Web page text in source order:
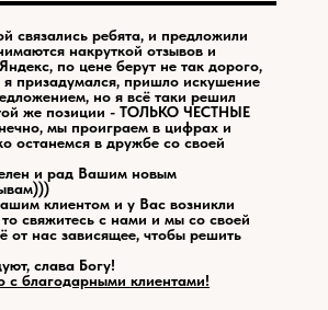
связались ребята, и предложили
накруткой отзывов и
по цене берут не так дорого,
я призадумался, пришло искушение
но я всё таки решил
же позиции - ТОЛЬКО ЧЕСТНЫЕ
мы проиграем в цифрах и
останемся в дружбе со своей
и рад Вашим новым
клиентом и у Вас возникли
свяжитесь с нами и мы со своей
от нас зависящее, чтобы решить
слава Богу!
с благодарными клиентами!